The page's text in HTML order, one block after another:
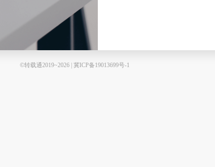
©转载通2019~2026 | 冀ICP备19013699号-1